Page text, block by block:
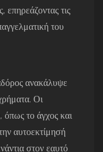
επηρεάζοντας τις
του
ανακάλυψε
Οι
όπως το άγχος και
αυτοεκτίμησή
στον εαυτό